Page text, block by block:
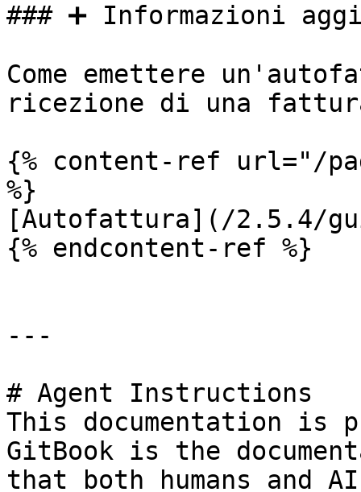
### ➕ Informazioni
Come emettere
ricezione di una
{% content-ref url="/
%}
[Autofattura](/2.5.4/
{% endcontent-ref %}
---
# Agent Instructions
This documentation is
GitBook is the
that both humans and